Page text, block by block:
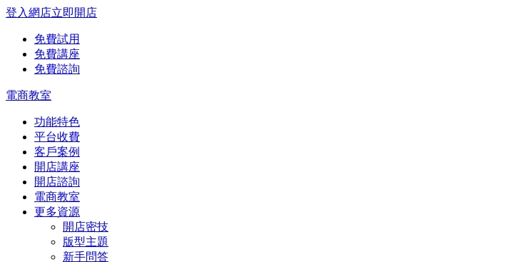
登入網店立即開店
免費試用
免費講座
免費諮詢
電商教室
功能特色
平台收費
客戶案例
開店講座
開店諮詢
電商教室
更多資源
開店密技
版型主題
新手問答